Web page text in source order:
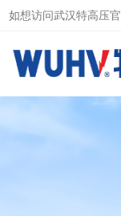
如想访问武汉特高压